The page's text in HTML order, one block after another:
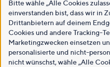
Bitte wähle „Alle Cookies
einverstanden bist, dass wir in
Drittanbietern auf deinem
Cookies und andere Tracking-
Marketingzwecken einsetzen
personalisierte und nicht-
nicht wünschst, wähle „Alle